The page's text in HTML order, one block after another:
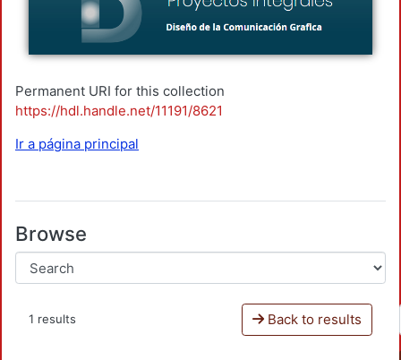
Permanent URI for this collection
https://hdl.handle.net/11191/8621
Ir a página principal
Browse
1 results Back to results